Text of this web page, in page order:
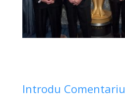
Introdu Comentariu